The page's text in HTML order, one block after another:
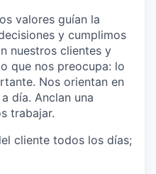
valores guían la
y cumplimos
nuestros clientes y
que nos preocupa: lo
Nos orientan en
día. Anclan una
trabajar.
cliente todos los días;